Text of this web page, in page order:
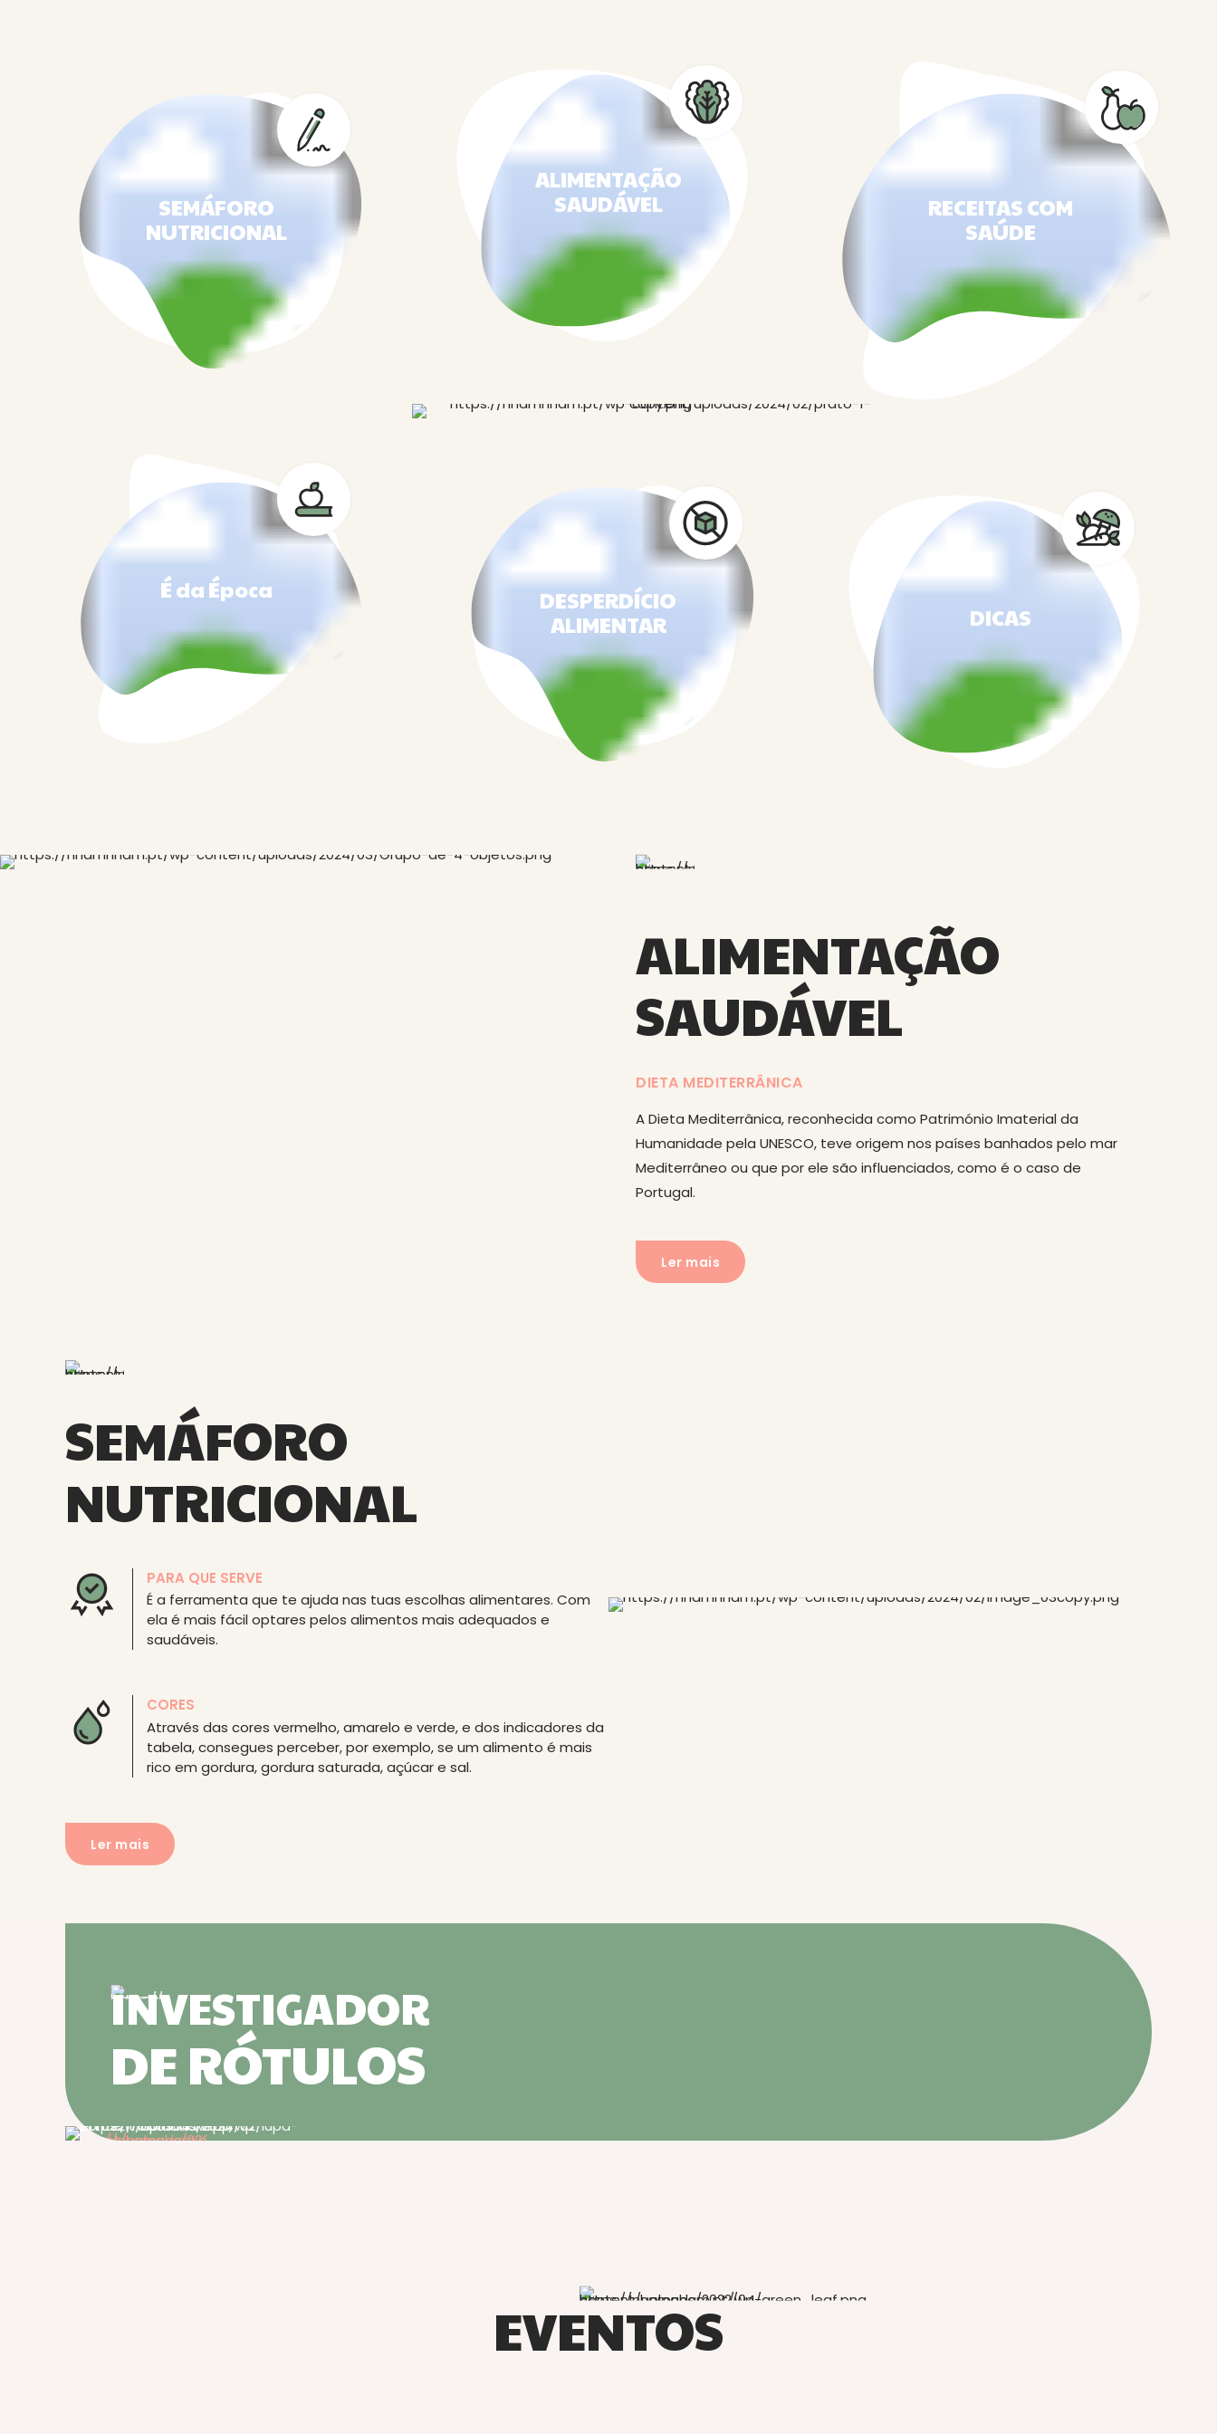
SEMÁFORO
NUTRICIONAL
É da Época
ALIMENTAÇÃO
SAUDÁVEL
DESPERDÍCIO
ALIMENTAR
RECEITAS COM
SAÚDE
DICAS
ALIMENTAÇÃO
SAUDÁVEL
DIETA MEDITERRÂNICA
A Dieta Mediterrânica, reconhecida como Património Imaterial da
Humanidade pela UNESCO, teve origem nos países banhados pelo mar
Mediterrâneo ou que por ele são influenciados, como é o caso de
Portugal.
Ler mais
SEMÁFORO
NUTRICIONAL
PARA QUE SERVE
É a ferramenta que te ajuda nas tuas escolhas alimentares. Com
ela é mais fácil optares pelos alimentos mais adequados e
saudáveis.
CORES
Através das cores vermelho, amarelo e verde, e dos indicadores da
tabela, consegues perceber, por exemplo, se um alimento é mais
rico em gordura, gordura saturada, açúcar e sal.
Ler mais
INVESTIGADOR
DE RÓTULOS
EVENTOS